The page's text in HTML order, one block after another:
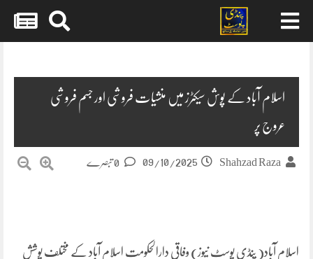
اسلام آباد کے پوش سیکٹرز میں منشیات فروشی اور جسم فروشی
عروج پر
Shahzad Raza
09/10/2025
اسلام آباد( پنڈی پوسٹ نیوز) وفاقی دارالحکومت اسلام آباد کے مختلف پوشش